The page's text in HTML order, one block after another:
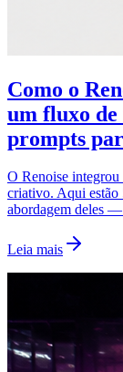
Como o
um fluxo
prompts
O Renoise
criativo. Aqui estão
abordagem deles
Leia mais